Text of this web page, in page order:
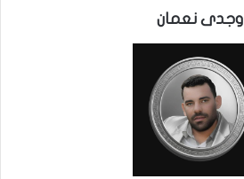
وجدى نعمان